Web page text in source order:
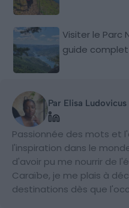
Visiter le Parc
guide complet
Par Elisa Ludovicus
Passionnée des mots et
l'inspiration dans le
d'avoir pu me nourrir de
Caraïbe, je me plais à
destinations dès que